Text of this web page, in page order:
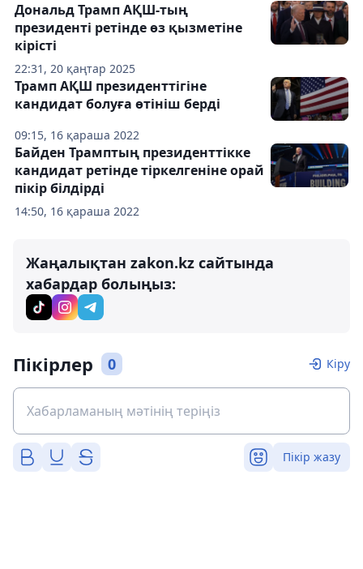
22:31, 20 қаңтар 2025
Дональд Трамп АҚШ-тың
президенті ретінде өз қызметіне
кірісті
09:15, 16 қараша 2022
Трамп АҚШ президенттігіне
кандидат болуға өтініш берді
14:50, 16 қараша 2022
Байден Трамптың президенттікке
кандидат ретінде тіркелгеніне орай
пікір білдірді
Жаңалықтан zakon.kz сайтында
хабардар болыңыз:
Пікірлер 0 Кіру
Пікір жазу